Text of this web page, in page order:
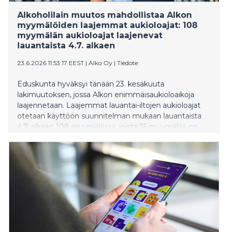
Alkoholilain muutos mahdollistaa Alkon
myymälöiden laajemmat aukioloajat: 108
myymälän aukioloajat laajenevat
lauantaista 4.7. alkaen
23.6.2026 11:53:17 EEST | Alko Oy | Tiedote
Eduskunta hyväksyi tänään 23. kesäkuuta
lakimuutoksen, jossa Alkon enimmäisaukioloaikoja
laajennetaan. Laajemmat lauantai-iltojen aukioloajat
otetaan käyttöön suunnitelman mukaan lauantaista
4.7. alkaen 108 myymälässä, joista 35 myymälää on